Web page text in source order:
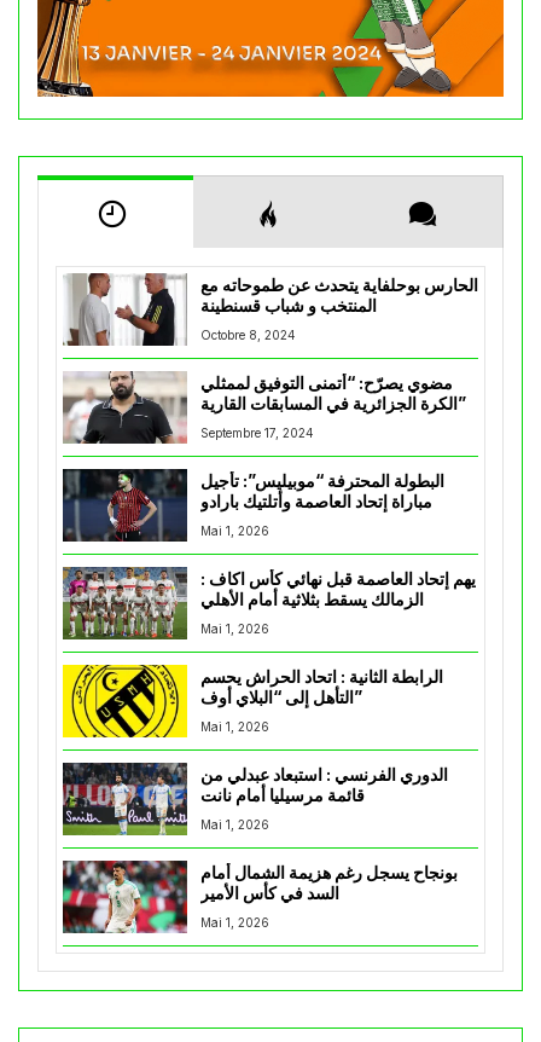
الحارس بوحلفاية يتحدث عن طموحاته مع
المنتخب و شباب قسنطينة
Octobre 8, 2024
مضوي يصرّح: “أتمنى التوفيق لممثلي
الكرة الجزائرية في المسابقات القارية”
Septembre 17, 2024
البطولة المحترفة “موبيليس”: تأجيل
مباراة إتحاد العاصمة وأتلتيك بارادو
Mai 1, 2026
يهم إتحاد العاصمة قبل نهائي كأس اكاف :
Mai 1, 2026
الرابطة الثانية : اتحاد الحراش يحسم
التأهل إلى “البلاي أوف”
Mai 1, 2026
الدوري الفرنسي : استبعاد عبدلي من
قائمة مرسيليا أمام نانت
Mai 1, 2026
بونجاح يسجل رغم هزيمة الشمال أمام
السد في كأس الأمير
Mai 1, 2026